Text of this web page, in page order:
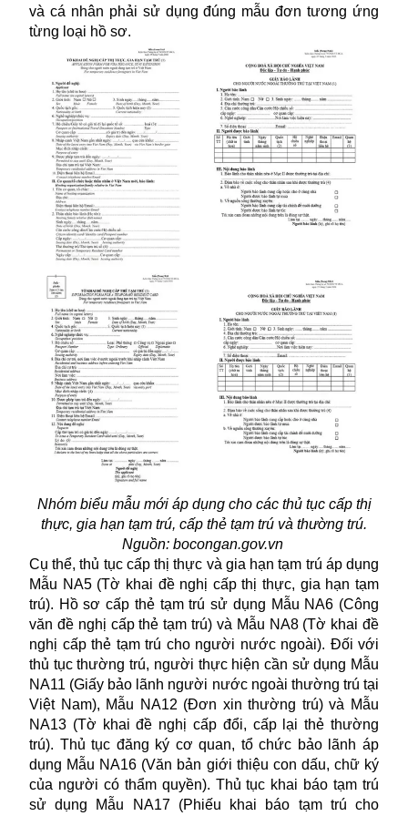
và cá nhân phải sử dụng đúng mẫu đơn tương ứng
từng loại hồ sơ.
Nhóm biểu mẫu mới áp dụng cho các thủ tục cấp thị
thực, gia hạn tạm trú, cấp thẻ tạm trú và thường trú.
Nguồn: bocongan.gov.vn
Cụ thể, thủ tục cấp thị thực và gia hạn tạm trú áp dụng
Mẫu NA5 (Tờ khai đề nghị cấp thị thực, gia hạn tạm
trú). Hồ sơ cấp thẻ tạm trú sử dụng Mẫu NA6 (Công
văn đề nghị cấp thẻ tạm trú) và Mẫu NA8 (Tờ khai đề
nghị cấp thẻ tạm trú cho người nước ngoài). Đối với
thủ tục thường trú, người thực hiện cần sử dụng Mẫu
NA11 (Giấy bảo lãnh người nước ngoài thường trú tại
Việt Nam), Mẫu NA12 (Đơn xin thường trú) và Mẫu
NA13 (Tờ khai đề nghị cấp đổi, cấp lại thẻ thường
trú). Thủ tục đăng ký cơ quan, tổ chức bảo lãnh áp
dụng Mẫu NA16 (Văn bản giới thiệu con dấu, chữ ký
của người có thẩm quyền). Thủ tục khai báo tạm trú
sử dụng Mẫu NA17 (Phiếu khai báo tạm trú cho